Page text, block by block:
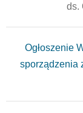
ds.
Ogłoszenie
sporządzenia